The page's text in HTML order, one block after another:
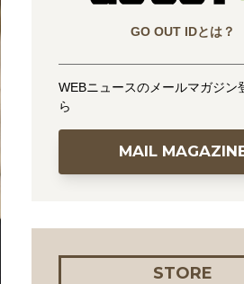
GO OUT IDとは？
WEBニュースのメールマガジン
ら
MAIL
STORE